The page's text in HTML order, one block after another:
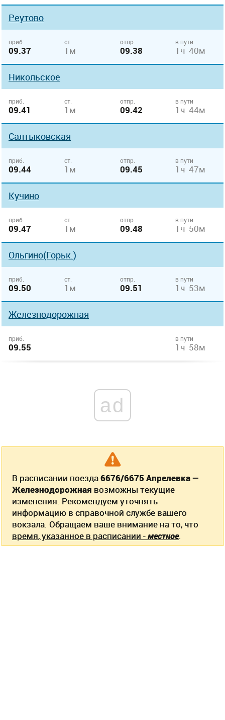
Реутово
приб.
09.37
ст.
1м
отпр.
09.38
в пути
1ч 40м
Никольское
приб.
09.41
ст.
1м
отпр.
09.42
в пути
1ч 44м
Салтыковская
приб.
09.44
ст.
1м
отпр.
09.45
в пути
1ч 47м
Кучино
приб.
09.47
ст.
1м
отпр.
09.48
в пути
1ч 50м
Ольгино(Горьк.)
приб.
09.50
ст.
1м
отпр.
09.51
в пути
1ч 53м
Железнодорожная
приб.
09.55
в пути
1ч 58м
ad
В расписании поезда6676/6675 Апрелевка —
Железнодорожная возможны текущие
изменения. Рекомендуем уточнять
информацию в справочной службе вашего
вокзала. Обращаем ваше внимание на то, что
время, указанное в расписании -местное.